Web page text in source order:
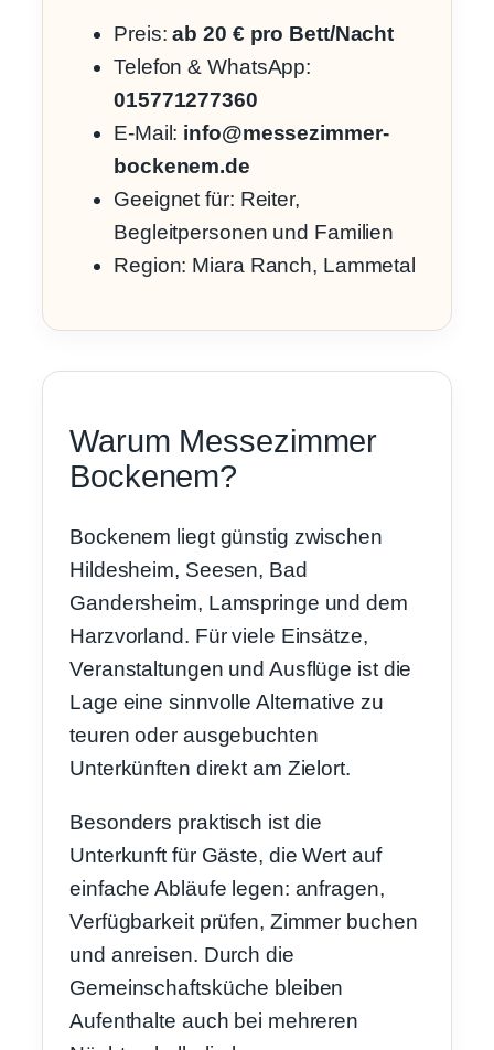
Preis:ab 20 € pro Bett/Nacht
Telefon & WhatsApp:
015771277360
E-Mail: info@messezimmer-
bockenem.de
Geeignet für: Reiter,
Begleitpersonen und Familien
Region: Miara Ranch, Lammetal
Warum Messezimmer
Bockenem?
Bockenem liegt günstig zwischen
Hildesheim, Seesen, Bad
Gandersheim, Lamspringe und dem
Harzvorland. Für viele Einsätze,
Veranstaltungen und Ausflüge ist die
Lage eine sinnvolle Alternative zu
teuren oder ausgebuchten
Unterkünften direkt am Zielort.
Besonders praktisch ist die
Unterkunft für Gäste, die Wert auf
einfache Abläufe legen: anfragen,
Verfügbarkeit prüfen, Zimmer buchen
und anreisen. Durch die
Gemeinschaftsküche bleiben
Aufenthalte auch bei mehreren